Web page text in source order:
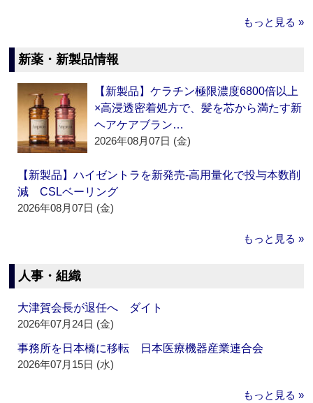
もっと見る »
新薬・新製品情報
【新製品】ケラチン極限濃度6800倍以上
×高浸透密着処方で、髪を芯から満たす新
ヘアケアブラン…
2026年08月07日 (金)
【新製品】ハイゼントラを新発売‐高用量化で投与本数削
減 CSLベーリング
2026年08月07日 (金)
もっと見る »
人事・組織
大津賀会長が退任へ ダイト
2026年07月24日 (金)
事務所を日本橋に移転 日本医療機器産業連合会
2026年07月15日 (水)
もっと見る »